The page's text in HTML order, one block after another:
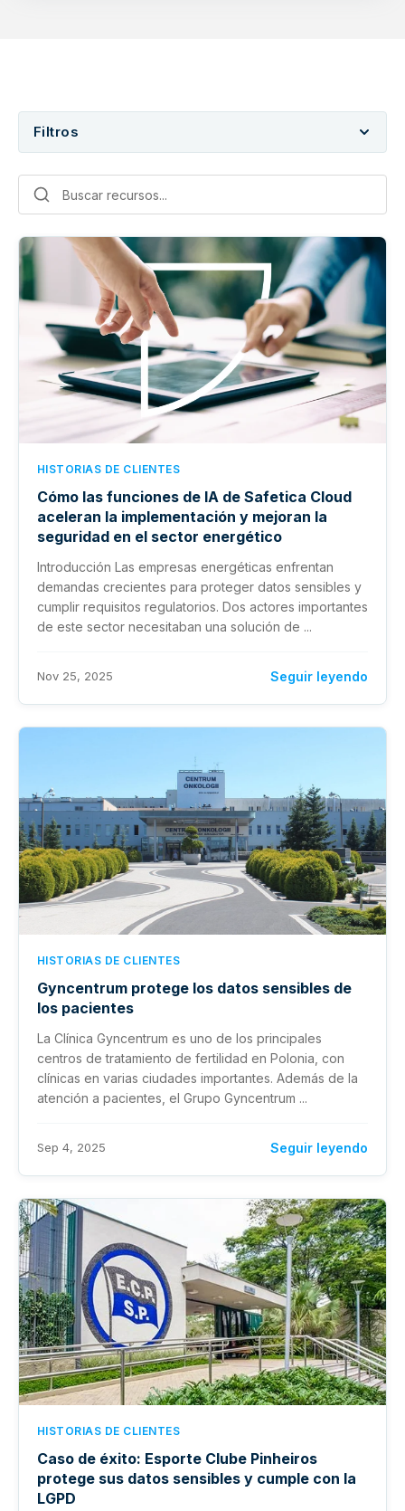
Filtros
HISTORIAS DE CLIENTES
Cómo las funciones de IA de Safetica Cloud
aceleran la implementación y mejoran la
seguridad en el sector energético
Introducción Las empresas energéticas enfrentan
demandas crecientes para proteger datos sensibles y
cumplir requisitos regulatorios. Dos actores importantes
de este sector necesitaban una solución de ...
Nov 25, 2025 Seguir leyendo
HISTORIAS DE CLIENTES
Gyncentrum protege los datos sensibles de
los pacientes
La Clínica Gyncentrum es uno de los principales
centros de tratamiento de fertilidad en Polonia, con
clínicas en varias ciudades importantes. Además de la
atención a pacientes, el Grupo Gyncentrum ...
Sep 4, 2025 Seguir leyendo
HISTORIAS DE CLIENTES
Caso de éxito: Esporte Clube Pinheiros
protege sus datos sensibles y cumple con la
LGPD